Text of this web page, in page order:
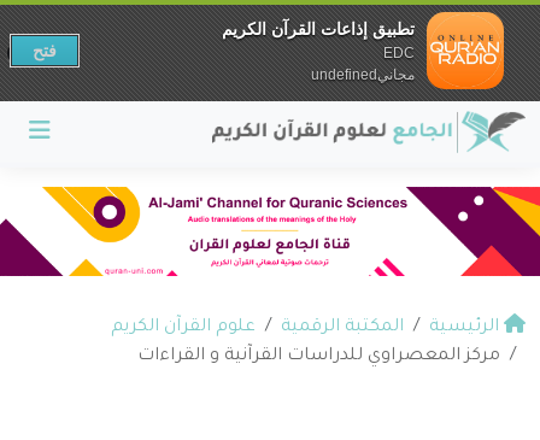
الرئيسية المكتبة الرقمية
علوم القرآن الكريم
مركز المعصراوي للدراسات القرآنية و القراءات
تطبيق إذاعات القرآن الكريم
EDC
مجانيundefined
فتح